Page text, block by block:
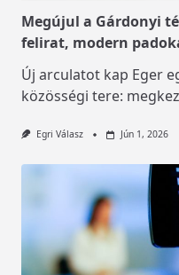
Megújul a Gárdonyi
felirat, modern
Új arculatot kap Eger
közösségi tere:
Egri Válasz Jún 1, 2026